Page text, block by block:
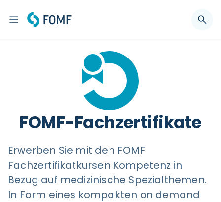
FOMF-Fachzertifikate
Erwerben Sie mit den FOMF
Fachzertifikatkursen Kompetenz in
Bezug auf medizinische Spezialthemen.
In Form eines kompakten on demand